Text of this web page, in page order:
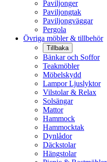
Paviljonger
Paviljongtak
Paviljongväggar
Pergola
Övriga möbler & tillbehör
Tillbaka
Bänkar och Soffor
Teakmöbler
Möbelskydd
Lampor Ljuslyktor
Vilstolar & Relax
Solsängar
Mattor
Hammock
Hammocktak
Dynlådor
Däckstolar
Hängstolar